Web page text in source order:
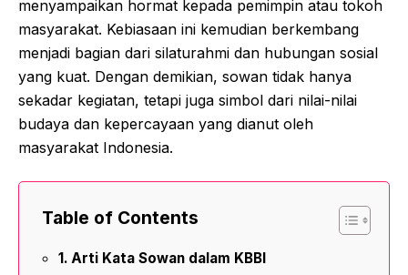
menyampaikan hormat kepada pemimpin atau tokoh
masyarakat. Kebiasaan ini kemudian berkembang
menjadi bagian dari silaturahmi dan hubungan sosial
yang kuat. Dengan demikian, sowan tidak hanya
sekadar kegiatan, tetapi juga simbol dari nilai-nilai
budaya dan kepercayaan yang dianut oleh
masyarakat Indonesia.
Table of Contents
Arti Kata Sowan dalam KBBI